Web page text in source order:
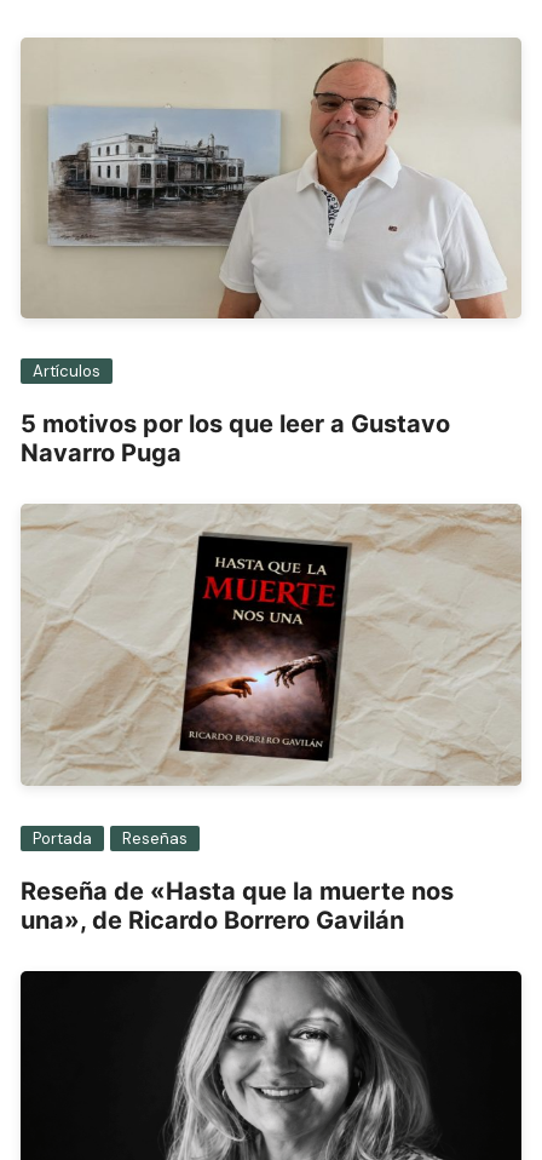
Artículos
5 motivos por los que leer a Gustavo
Navarro Puga
Portada Reseñas
Reseña de «Hasta que la muerte nos
una», de Ricardo Borrero Gavilán